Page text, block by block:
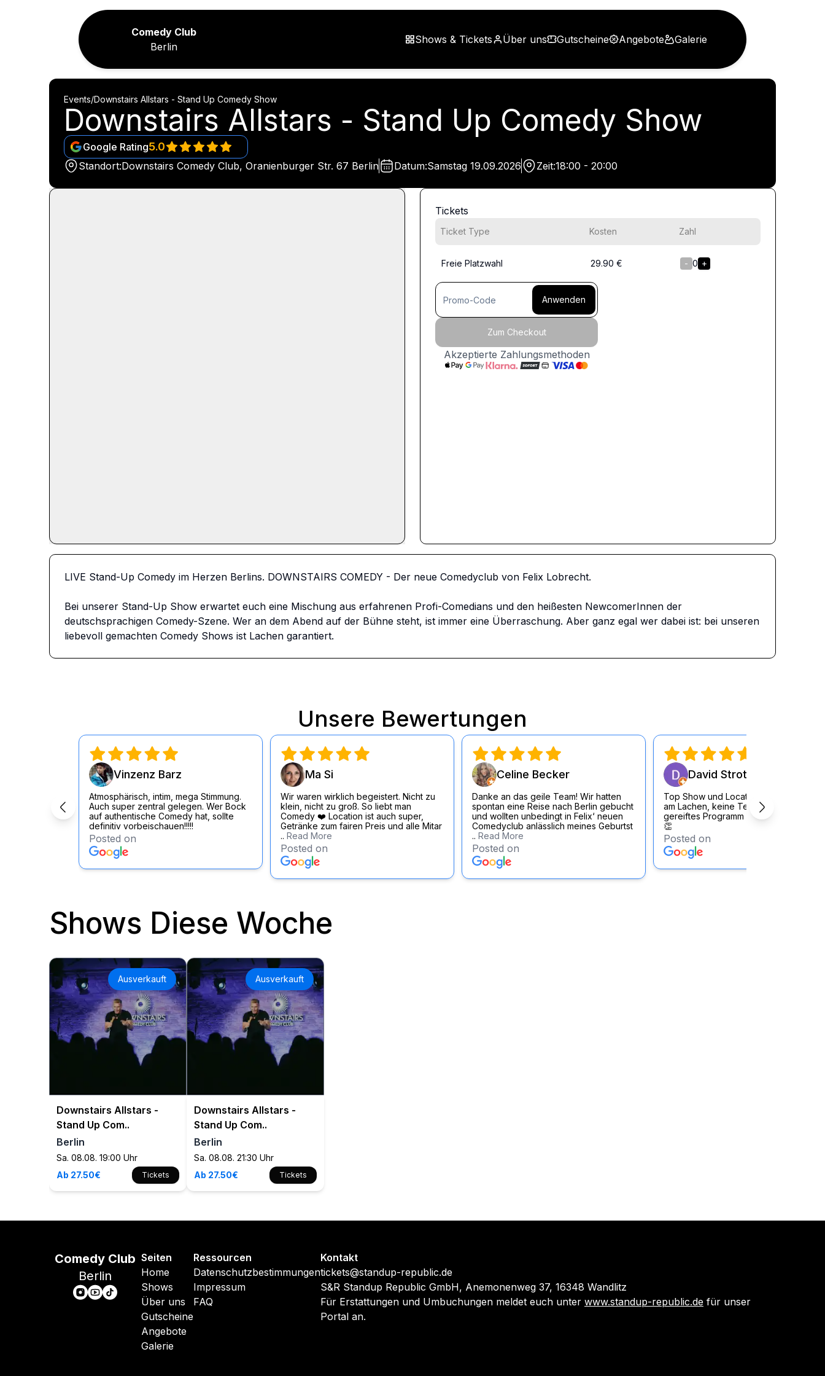
Comedy Club
Berlin
Shows & Tickets Über uns Gutscheine Angebote Galerie
Events/Downstairs Allstars - Stand Up Comedy Show
Downstairs Allstars - Stand Up Comedy Show
Google Rating5.0
Standort:Downstairs Comedy Club, Oranienburger Str. 67 Berlin Datum:Samstag 19.09.2026 Zeit:18:00 - 20:00
Tickets
Ticket Type Kosten Zahl
Freie Platzwahl 29.90 € - 0 +
Anwenden
Zum Checkout
Akzeptierte Zahlungsmethoden
LIVE Stand-Up Comedy im Herzen Berlins. DOWNSTAIRS COMEDY - Der neue Comedyclub von Felix Lobrecht.
Bei unserer Stand-Up Show erwartet euch eine Mischung aus erfahrenen Profi-Comedians und den heißesten NewcomerInnen der
deutschsprachigen Comedy-Szene. Wer an dem Abend auf der Bühne steht, ist immer eine Überraschung. Aber ganz egal wer dabei ist: bei unseren
liebevoll gemachten Comedy Shows ist Lachen garantiert.
Unsere Bewertungen
Vinzenz Barz
Atmosphärisch, intim, mega Stimmung.
Auch super zentral gelegen. Wer Bock
auf authentische Comedy hat, sollte
definitiv vorbeischauen!!!!!
Posted on
Ma Si
Wir waren wirklich begeistert. Nicht zu
klein, nicht zu groß. So liebt man
Comedy ❤️ Location ist auch super,
Getränke zum fairen Preis und alle Mitar
.. Read More
Posted on
Celine Becker
Danke an das geile Team! Wir hatten
spontan eine Reise nach Berlin gebucht
und wollten unbedingt in Felix‘ neuen
Comedyclub anlässlich meines Geburtst
.. Read More
Posted on
David Strott
Top Show und Location, durchgängig
am Lachen, keine Testouts sondern
gereiftes Programm der KünstlerInnen
👏
Posted on
Shows Diese Woche
Ausverkauft
Downstairs Allstars -
Stand Up Com..
Berlin
Sa. 08.08. 19:00 Uhr
Ab 27.50€
Tickets
Ausverkauft
Downstairs Allstars -
Stand Up Com..
Berlin
Sa. 08.08. 21:30 Uhr
Ab 27.50€
Tickets
Comedy Club
Berlin
Seiten
Home
Shows
Über uns
Gutscheine
Angebote
Galerie
Ressourcen
Datenschutzbestimmungen
Impressum
FAQ
Kontakt
tickets@standup-republic.de
S&R Standup Republic GmbH, Anemonenweg 37, 16348 Wandlitz
Für Erstattungen und Umbuchungen meldet euch unter www.standup-republic.de für unser
Portal an.